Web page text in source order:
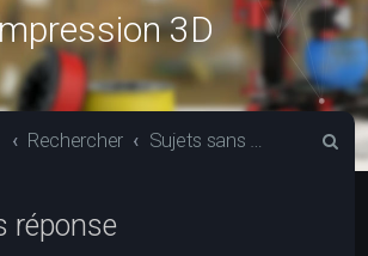
3D
Rechercher Sujets sans réponse
réponse